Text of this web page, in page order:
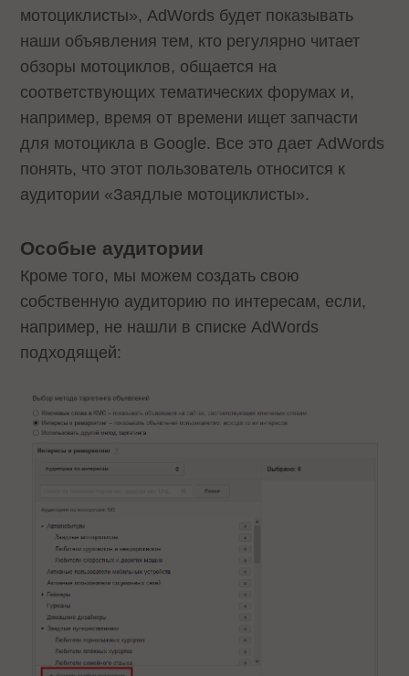
мотоциклисты», AdWords будет показывать
наши объявления тем, кто регулярно читает
обзоры мотоциклов, общается на
соответствующих тематических форумах и,
например, время от времени ищет запчасти
для мотоцикла в Google. Все это дает AdWords
понять, что этот пользователь относится к
аудитории «Заядлые мотоциклисты».
Особые аудитории
Кроме того, мы можем создать свою
собственную аудиторию по интересам, если,
например, не нашли в списке AdWords
подходящей: